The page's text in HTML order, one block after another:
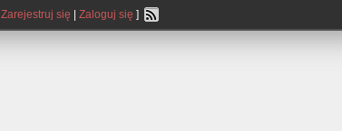
Zarejestruj się Zaloguj się ]